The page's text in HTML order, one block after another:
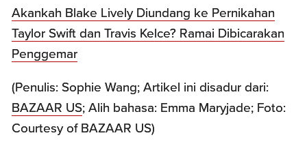
Akankah Blake Lively Diundang ke Pernikahan
Taylor Swift dan Travis Kelce? Ramai Dibicarakan
Penggemar
(Penulis: Sophie Wang; Artikel ini disadur dari:
BAZAAR US; Alih bahasa: Emma Maryjade; Foto:
Courtesy of BAZAAR US)